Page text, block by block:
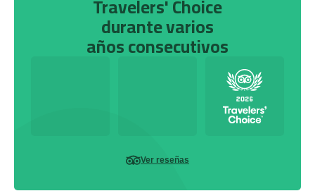
durante varios
años consecutivos
Ver reseñas